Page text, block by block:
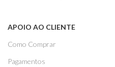
APOIO AO CLIENTE
Como Comprar
Pagamentos